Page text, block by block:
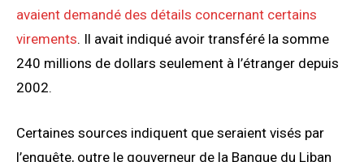
avaient demandé des détails concernant certains
virements. Il avait indiqué avoir transféré la somme
240 millions de dollars seulement à l’étranger depuis
2002.
Certaines sources indiquent que seraient visés par
l’enquête, outre le gouverneur de la Banque du Liban